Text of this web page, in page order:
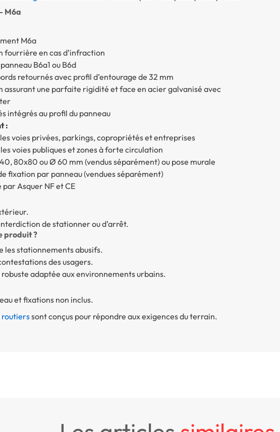
M6a
M6a
fourrière en cas d’infraction
B6a1 ou B6d
retournés avec profil d’entourage de 32 mm
assurant une parfaite rigidité et face en acier galvanisé avec
intégrés au profil du panneau
:
voies privées, parkings, copropriétés et entreprises
voies publiques et zones à forte circulation
80x80 ou Ø 60 mm (vendus séparément) ou pose murale
fixation par panneau (vendues séparément)
Asquer NF et CE
de stationner ou d’arrêt.
produit ?
les stationnements abusifs.
des usagers.
adaptée aux environnements urbains.
et fixations non inclus.
routierssont conçus pour répondre aux exigences du terrain.